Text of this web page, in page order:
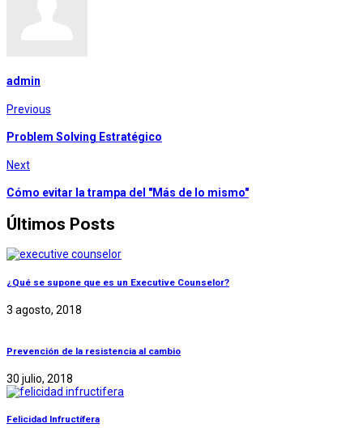
admin
Previous
Problem Solving Estratégico
Next
Cómo evitar la trampa del "Más de lo mismo"
Últimos Posts
¿Qué se supone que es un Executive Counselor?
3 agosto, 2018
Prevención de la resistencia al cambio
30 julio, 2018
Felicidad Infructífera